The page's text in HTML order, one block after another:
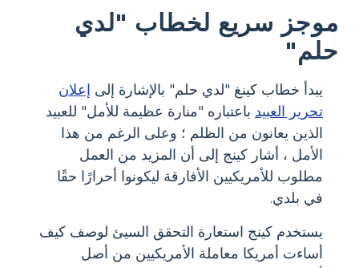
موجز سريع لخطاب "لدي
حلم"
يبدأ خطاب كينغ "لدي حلم" بالإشارة إلى إعلان
تحرير العبيد باعتباره "منارة عظيمة للأمل" للعبيد
الذين يعانون من الظلم ؛ وعلى الرغم من هذا
الأمل ، أشار كينج إلى أن المزيد من العمل
مطلوب للأمريكيين الأفارقة ليكونوا أحرارًا حقًا
في بلدي.
يستخدم كينج استعارة التحقق السيئ لوصف كيف
أساءت أمريكا معاملة الأمريكيين من أصل